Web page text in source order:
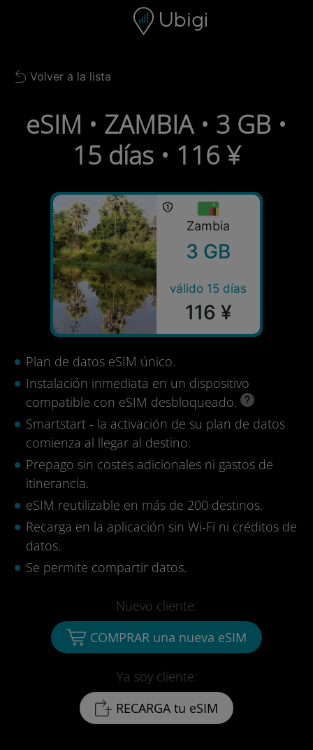
Barra de navegación
Back to list
Volver a la lista
eSIM • ZAMBIA • 3 GB •
15 días • 116 ¥
Zambia
3 GB
válido 15 días
116 ¥
Plan de datos eSIM único.
Instalación inmediata en un dispositivo
compatible con eSIM desbloqueado.
Smartstart - la activación de su plan de datos
comienza al llegar al destino.
Prepago sin costes adicionales ni gastos de
itinerancia.
eSIM reutilizable en más de 200 destinos.
Recarga en la aplicación sin Wi-Fi ni créditos de
datos.
Se permite compartir datos.
Ya soy cliente:
RECARGA tu eSIM
Nuevo cliente:
COMPRAR una nueva eSIM